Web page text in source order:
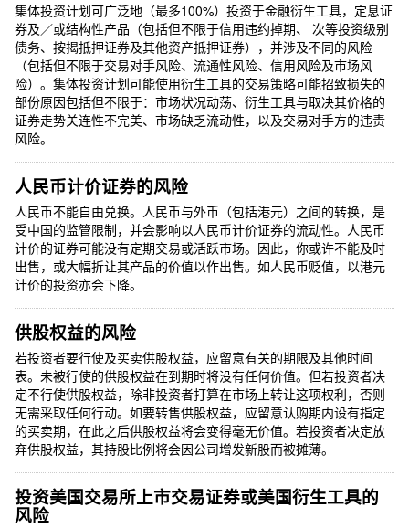
集体投资计划可广泛地（最多100%）投资于金融衍生工具，定息证
券及／或结构性产品（包括但不限于信用违约掉期、 次等投资级别
债务、按揭抵押证券及其他资产抵押证券），并涉及不同的风险
（包括但不限于交易对手风险、流通性风险、信用风险及市场风
险）。集体投资计划可能使用衍生工具的交易策略可能招致损失的
部份原因包括但不限于：市场状况动荡、衍生工具与取决其价格的
证券走势关连性不完美、市场缺乏流动性，以及交易对手方的违责
风险。
人民币计价证券的风险
人民币不能自由兑换。人民币与外币（包括港元）之间的转换，是
受中国的监管限制，并会影响以人民币计价证券的流动性。人民币
计价的证券可能没有定期交易或活跃市场。因此，你或许不能及时
出售，或大幅折让其产品的价值以作出售。如人民币贬值，以港元
计价的投资亦会下降。
供股权益的风险
若投资者要行使及买卖供股权益，应留意有关的期限及其他时间
表。未被行使的供股权益在到期时将没有任何价值。但若投资者决
定不行使供股权益，除非投资者打算在市场上转让这项权利，否则
无需采取任何行动。如要转售供股权益，应留意认购期内设有指定
的买卖期，在此之后供股权益将会变得毫无价值。若投资者决定放
弃供股权益，其持股比例将会因公司增发新股而被摊薄。
投资美国交易所上市交易证券或美国衍生工具的
风险